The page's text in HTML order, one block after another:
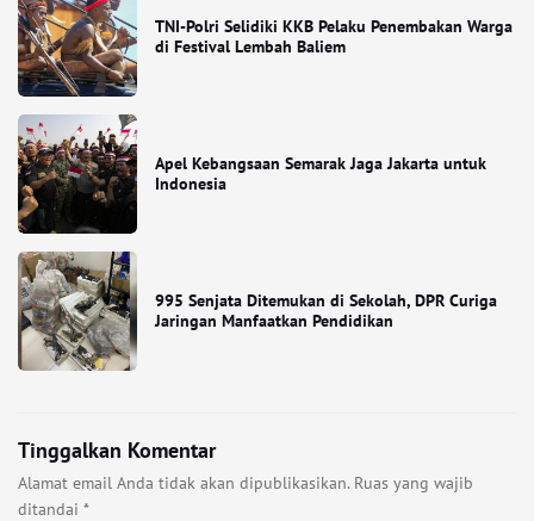
TNI-Polri Selidiki KKB Pelaku Penembakan Warga
di Festival Lembah Baliem
Apel Kebangsaan Semarak Jaga Jakarta untuk
Indonesia
995 Senjata Ditemukan di Sekolah, DPR Curiga
Jaringan Manfaatkan Pendidikan
Tinggalkan Komentar
Alamat email Anda tidak akan dipublikasikan. Ruas yang wajib
ditandai *